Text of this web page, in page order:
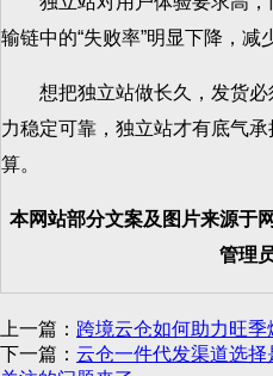
输链中的“失败率”明显下降，减
想把独立站做长久，发货必
力稳定可靠，独立站才有底气
算。
本网站部分文案及图片来源于
管理
上一篇： 跨境云仓如何助力旺
下一篇： 云仓一件代发渠道选